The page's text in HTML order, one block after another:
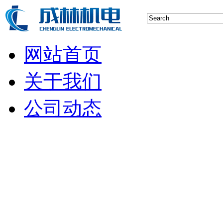
网站首页
关于我们
公司动态